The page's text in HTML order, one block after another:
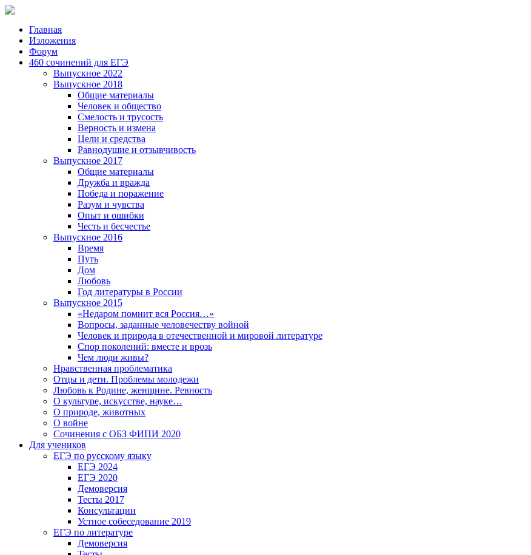
Главная
Изложения
Форум
460 сочинений для ЕГЭ
Выпускное 2022
Выпускное 2018
Общие материалы
Человек и общество
Смелость и трусость
Верность и измена
Цели и средства
Равнодушие и отзывчивость
Выпускное 2017
Общие материалы
Дружба и вражда
Победа и поражение
Разум и чувства
Опыт и ошибки
Честь и бесчестье
Выпускное 2016
Время
Путь
Дом
Любовь
Год литературы в России
Выпускное 2015
«Недаром помнит вся Россия…»
Вопросы, заданные человечеству войной
Человек и природа в отечественной и мировой литературе
Спор поколений: вместе и врозь
Чем люди живы?
Нравственная проблематика
Отцы и дети. Проблемы молодежи
Любовь к Родине, женщине. Ревность
О культуре, искусстве, науке…
О природе, животных
О войне
Сочинения с ОБЗ ФИПИ 2020
Для учеников
ЕГЭ по русскому языку
ЕГЭ 2024
ЕГЭ 2020
Демоверсия
Тесты 2017
Консультации
Устное собеседование 2019
ЕГЭ по литературе
Демоверсия